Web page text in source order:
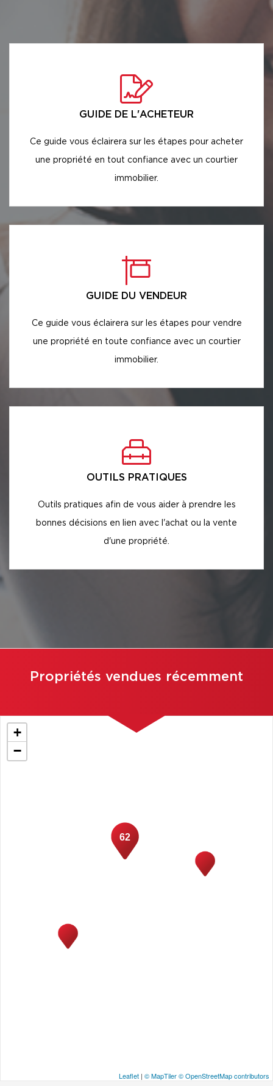
GUIDE DE L'ACHETEUR
Ce guide vous éclairera sur les étapes pour acheter
une propriété en tout confiance avec un courtier
immobilier.
GUIDE DU VENDEUR
Ce guide vous éclairera sur les étapes pour vendre
une propriété en toute confiance avec un courtier
immobilier.
OUTILS PRATIQUES
Outils pratiques afin de vous aider à prendre les
bonnes décisions en lien avec l'achat ou la vente
d'une propriété.
Propriétés vendues récemment
62
+
−
Leaflet | © MapTiler© OpenStreetMap contributors